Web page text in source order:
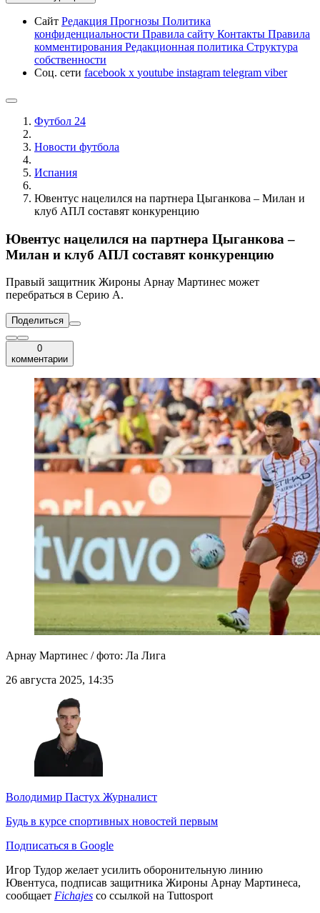
Сайт Редакция Прогнозы Политика
конфиденциальности Правила сайту Контакты Правила
комментирования Редакционная политика Структура
собственности
Соц. сети facebook x youtube instagram telegram viber
Футбол 24
Новости футбола
Испания
Ювентус нацелился на партнера Цыганкова – Милан и
клуб АПЛ составят конкуренцию
Ювентус нацелился на партнера Цыганкова –
Милан и клуб АПЛ составят конкуренцию
Правый защитник Жироны Арнау Мартинес может
перебраться в Серию А.
Поделиться
0
комментарии
Арнау Мартинес / фото: Ла Лига
26 августа 2025, 14:35
Володимир Пастух Журналист
Будь в курсе спортивных новостей первым
Подписаться в Google
Игор Тудор желает усилить оборонительную линию
Ювентуса, подписав защитника Жироны Арнау Мартинеса,
сообщает Fichajes со ссылкой на Tuttosport